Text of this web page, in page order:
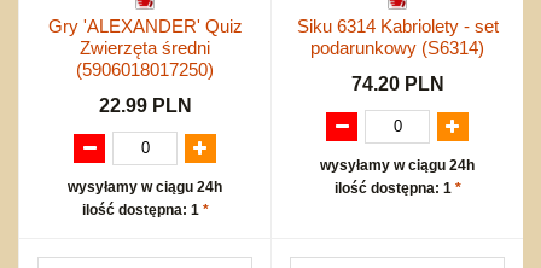
Inne
Bąki
Pojazdy
Promocje
Zakupy hurtowe
Koszty przesyłki
Regulamin
Mapa produktów
Gry 'ALEXANDER' Quiz
Zwierzęta średni
(5906018017250)
22.99 PLN
wysyłamy w ciągu 24h
ilość dostępna: 1 *
Siku 6314 Kabriolety - set
podarunkowy (S6314)
74.20 PLN
wysyłamy w ciągu 24h
ilość dostępna: 1 *